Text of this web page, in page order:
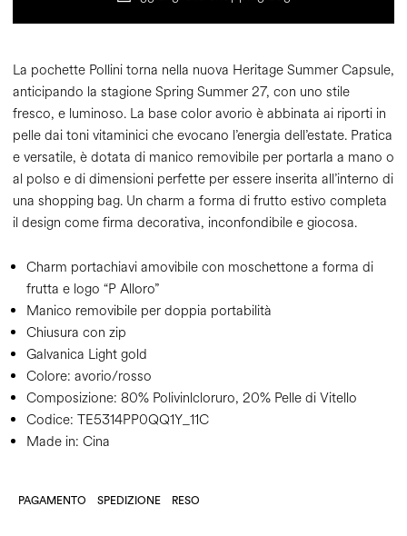
La pochette Pollini torna nella nuova Heritage Summer Capsule,
anticipando la stagione Spring Summer 27, con uno stile
fresco, e luminoso. La base color avorio è abbinata ai riporti in
pelle dai toni vitaminici che evocano l’energia dell’estate. Pratica
e versatile, è dotata di manico removibile per portarla a mano o
al polso e di dimensioni perfette per essere inserita all’interno di
una shopping bag. Un charm a forma di frutto estivo completa
il design come firma decorativa, inconfondibile e giocosa.
Charm portachiavi amovibile con moschettone a forma di
frutta e logo “P Alloro”
Manico removibile per doppia portabilità
Chiusura con zip
Galvanica Light gold
Colore: avorio/rosso
Composizione: 80% Polivinlcloruro, 20% Pelle di Vitello
Codice: TE5314PP0QQ1Y_11C
Made in: Cina
PAGAMENTO SPEDIZIONE RESO